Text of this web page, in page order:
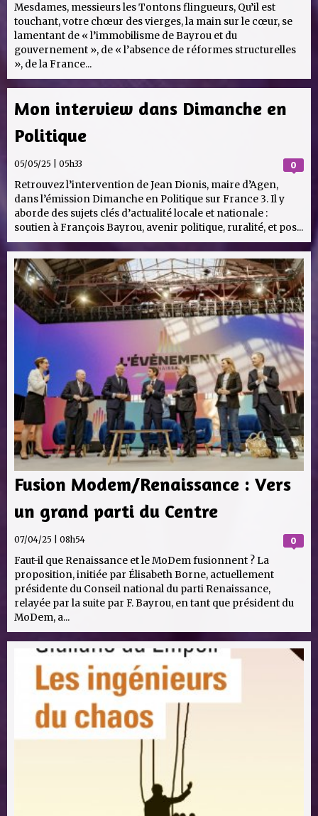
Mesdames, messieurs les Tontons flingueurs, Qu’il est
touchant, votre chœur des vierges, la main sur le cœur, se
lamentant de « l’immobilisme de Bayrou et du
gouvernement », de « l’absence de réformes structurelles
», de la France...
Mon interview dans Dimanche en
Politique
0
05/05/25 | 05h33
Retrouvez l’intervention de Jean Dionis, maire d’Agen,
dans l’émission Dimanche en Politique sur France 3. Il y
aborde des sujets clés d’actualité locale et nationale :
soutien à François Bayrou, avenir politique, ruralité, et pos...
Fusion Modem/Renaissance : Vers
un grand parti du Centre
0
07/04/25 | 08h54
Faut-il que Renaissance et le MoDem fusionnent ? La
proposition, initiée par Élisabeth Borne, actuellement
présidente du Conseil national du parti Renaissance,
relayée par la suite par F. Bayrou, en tant que président du
MoDem, a...